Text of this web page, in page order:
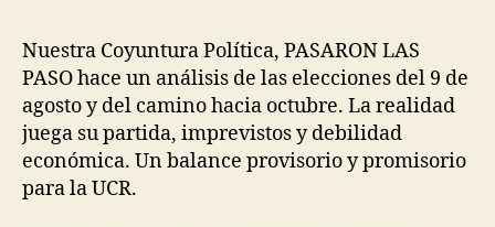
z
Alternativos
Nuestra Coyuntura Política, PASARON LAS
PASO hace un análisis de las elecciones del 9 de
agosto y del camino hacia octubre. La realidad
juega su partida, imprevistos y debilidad
económica. Un balance provisorio y promisorio
para la UCR.